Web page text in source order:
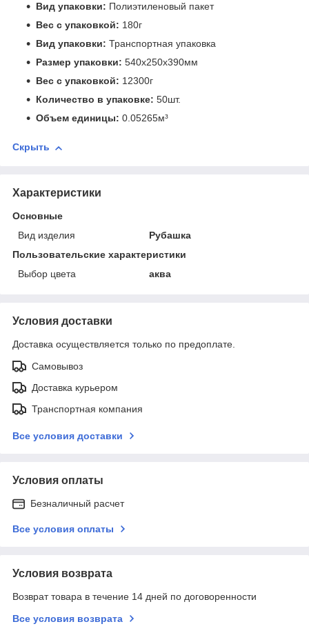
Вид упаковки: Полиэтиленовый пакет
Вес с упаковкой: 180г
Вид упаковки: Транспортная упаковка
Размер упаковки: 540x250x390мм
Вес с упаковкой: 12300г
Количество в упаковке: 50шт.
Объем единицы: 0.05265м³
Скрыть
Характеристики
Основные
Вид изделия
Рубашка
Пользовательские характеристики
Выбор цвета
аква
Условия доставки
Доставка осуществляется только по предоплате.
Самовывоз
Доставка курьером
Транспортная компания
Все условия доставки
Условия оплаты
Безналичный расчет
Все условия оплаты
Условия возврата
Возврат товара в течение 14 дней по договоренности
Все условия возврата